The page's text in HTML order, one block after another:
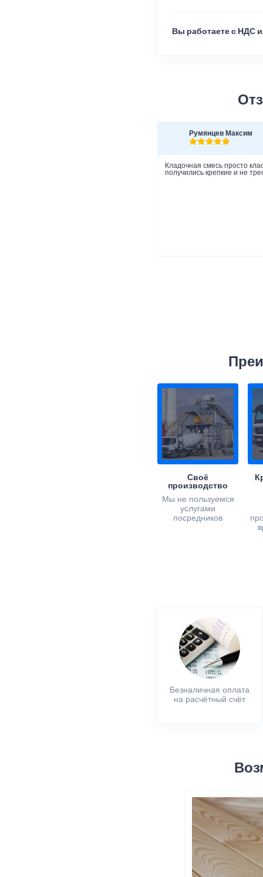
Вы работаете с НДС
Румянцев Максим
Кладочная смесь просто
получились крепкие и не
Своё
производство
Мы не пользуемся
услугами
посредников
Безналичная оплата
на расчётный счёт